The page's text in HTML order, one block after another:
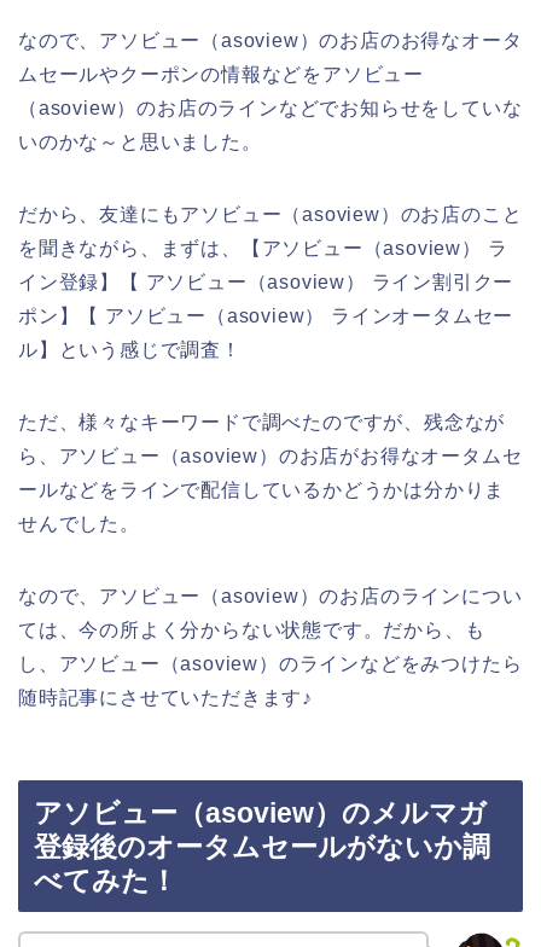
なので、アソビュー（asoview）のお店のお得なオータ
ムセールやクーポンの情報などをアソビュー
（asoview）のお店のラインなどでお知らせをしていな
いのかな～と思いました。
だから、友達にもアソビュー（asoview）のお店のこと
を聞きながら、まずは、【アソビュー（asoview） ラ
イン登録】【 アソビュー（asoview） ライン割引クー
ポン】【 アソビュー（asoview） ラインオータムセー
ル】という感じで調査！
ただ、様々なキーワードで調べたのですが、残念なが
ら、アソビュー（asoview）のお店がお得なオータムセ
ールなどをラインで配信しているかどうかは分かりま
せんでした。
なので、アソビュー（asoview）のお店のラインについ
ては、今の所よく分からない状態です。だから、も
し、アソビュー（asoview）のラインなどをみつけたら
随時記事にさせていただきます♪
アソビュー（asoview）のメルマガ
登録後のオータムセールがないか調
べてみた！